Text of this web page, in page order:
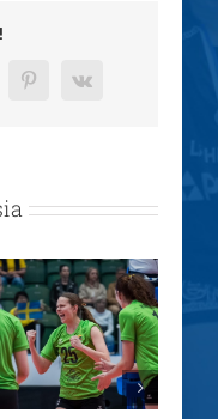
Pinterest
Vk